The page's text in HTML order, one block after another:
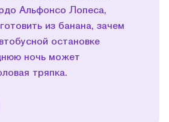
Альфонсо Лопеса,
из банана, зачем
остановке
ночь может
тряпка.